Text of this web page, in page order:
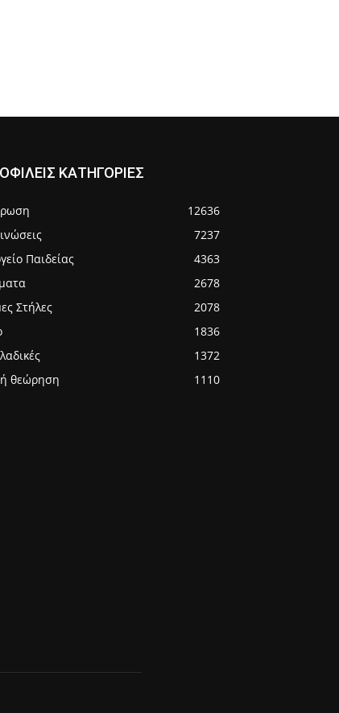
ΚΑΤΗΓΟΡΙΕΣ
12636
7237
Παιδείας
4363
2678
Στήλες
2078
1836
1372
θεώρηση
1110